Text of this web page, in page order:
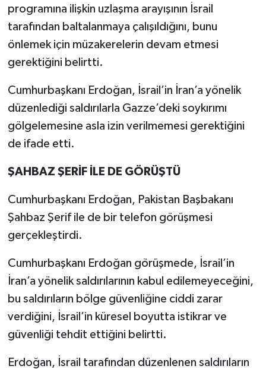
programına ilişkin uzlaşma arayışının İsrail
tarafından baltalanmaya çalışıldığını, bunu
önlemek için müzakerelerin devam etmesi
gerektiğini belirtti.
Cumhurbaşkanı Erdoğan, İsrail’in İran’a yönelik
düzenlediği saldırılarla Gazze’deki soykırımı
gölgelemesine asla izin verilmemesi gerektiğini
de ifade etti.
ŞAHBAZ ŞERİF İLE DE GÖRÜŞTÜ
Cumhurbaşkanı Erdoğan, Pakistan Başbakanı
Şahbaz Şerif ile de bir telefon görüşmesi
gerçekleştirdi.
Cumhurbaşkanı Erdoğan görüşmede, İsrail’in
İran’a yönelik saldırılarının kabul edilemeyeceğini,
bu saldırıların bölge güvenliğine ciddi zarar
verdiğini, İsrail’in küresel boyutta istikrar ve
güvenliği tehdit ettiğini belirtti.
Erdoğan, İsrail tarafından düzenlenen saldırıların